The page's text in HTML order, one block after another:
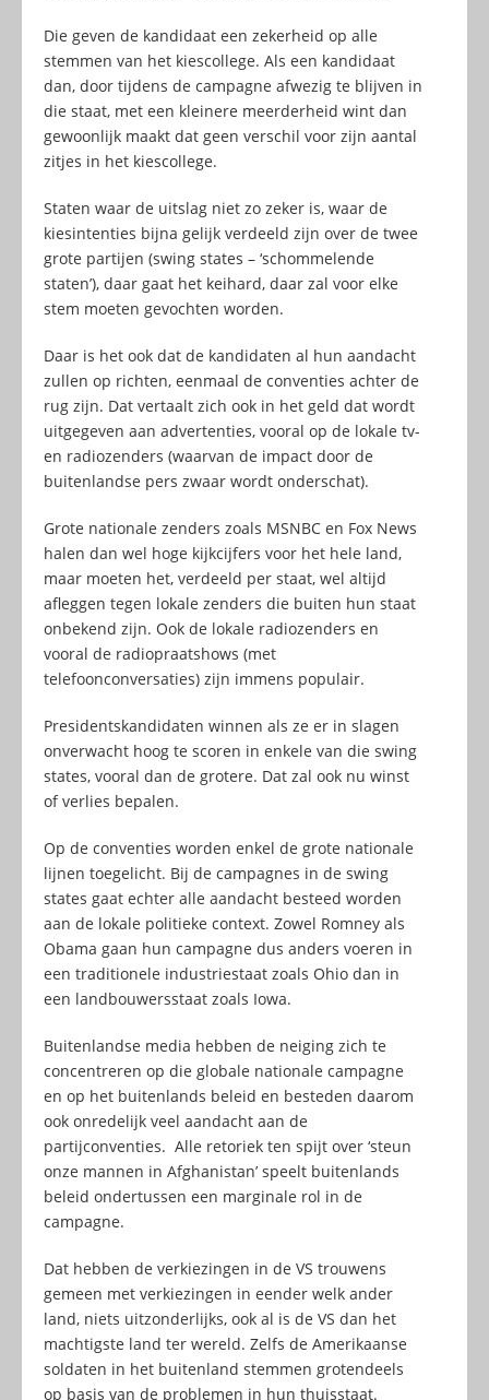
Die geven de kandidaat een zekerheid op alle
stemmen van het kiescollege. Als een kandidaat
dan, door tijdens de campagne afwezig te blijven in
die staat, met een kleinere meerderheid wint dan
gewoonlijk maakt dat geen verschil voor zijn aantal
zitjes in het kiescollege.
Staten waar de uitslag niet zo zeker is, waar de
kiesintenties bijna gelijk verdeeld zijn over de twee
grote partijen (swing states – ‘schommelende
staten’), daar gaat het keihard, daar zal voor elke
stem moeten gevochten worden.
Daar is het ook dat de kandidaten al hun aandacht
zullen op richten, eenmaal de conventies achter de
rug zijn. Dat vertaalt zich ook in het geld dat wordt
uitgegeven aan advertenties, vooral op de lokale tv-
en radiozenders (waarvan de impact door de
buitenlandse pers zwaar wordt onderschat).
Grote nationale zenders zoals MSNBC en Fox News
halen dan wel hoge kijkcijfers voor het hele land,
maar moeten het, verdeeld per staat, wel altijd
afleggen tegen lokale zenders die buiten hun staat
onbekend zijn. Ook de lokale radiozenders en
vooral de radiopraatshows (met
telefoonconversaties) zijn immens populair.
Presidentskandidaten winnen als ze er in slagen
onverwacht hoog te scoren in enkele van die swing
states, vooral dan de grotere. Dat zal ook nu winst
of verlies bepalen.
Op de conventies worden enkel de grote nationale
lijnen toegelicht. Bij de campagnes in de swing
states gaat echter alle aandacht besteed worden
aan de lokale politieke context. Zowel Romney als
Obama gaan hun campagne dus anders voeren in
een traditionele industriestaat zoals Ohio dan in
een landbouwersstaat zoals Iowa.
Buitenlandse media hebben de neiging zich te
concentreren op die globale nationale campagne
en op het buitenlands beleid en besteden daarom
ook onredelijk veel aandacht aan de
partijconventies. Alle retoriek ten spijt over ‘steun
onze mannen in Afghanistan’ speelt buitenlands
beleid ondertussen een marginale rol in de
campagne.
Dat hebben de verkiezingen in de VS trouwens
gemeen met verkiezingen in eender welk ander
land, niets uitzonderlijks, ook al is de VS dan het
machtigste land ter wereld. Zelfs de Amerikaanse
soldaten in het buitenland stemmen grotendeels
op basis van de problemen in hun thuisstaat.